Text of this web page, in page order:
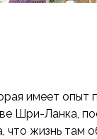
имеет опыт
Шри-Ланка,
что жизнь там